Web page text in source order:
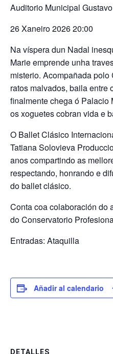
Auditorio Municipal
26 Xaneiro 2026 20:00
Na víspera dun Nadal
Marie emprende unha
misterio. Acompañada
ratos malvados, baila entre
finalmente chega ó Palacio
os xoguetes cobran vida e
O Ballet Clásico
Tatiana Solovieva
anos compartindo as
respectando, honrando e
do ballet clásico.
Conta coa colaboración do
do Conservatorio
Entradas: Ataquilla
Añadir al calendario
DETALLES